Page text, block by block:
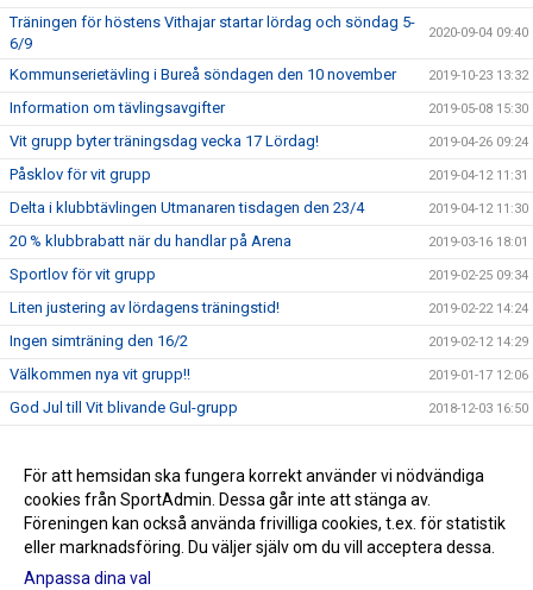
Träningen för höstens Vithajar startar lördag och söndag 5-
6/9
2020-09-04 09:40
Kommunserietävling i Bureå söndagen den 10 november 2019-10-23 13:32
Information om tävlingsavgifter 2019-05-08 15:30
Vit grupp byter träningsdag vecka 17 Lördag! 2019-04-26 09:24
Påsklov för vit grupp 2019-04-12 11:31
Delta i klubbtävlingen Utmanaren tisdagen den 23/4 2019-04-12 11:30
20 % klubbrabatt när du handlar på Arena 2019-03-16 18:01
Sportlov för vit grupp 2019-02-25 09:34
Liten justering av lördagens träningstid! 2019-02-22 14:24
Ingen simträning den 16/2 2019-02-12 14:29
Välkommen nya vit grupp!! 2019-01-17 12:06
God Jul till Vit blivande Gul-grupp 2018-12-03 16:50
Ingen träning den 7/10 2018-10-01 10:42
Simträningar för vit grupp 2018-09-06 13:18
För att hemsidan ska fungera korrekt använder vi nödvändiga
cookies från SportAdmin. Dessa går inte att stänga av.
Föreningen kan också använda frivilliga cookies, t.ex. för statistik
eller marknadsföring. Du väljer själv om du vill acceptera dessa.
Anpassa dina val